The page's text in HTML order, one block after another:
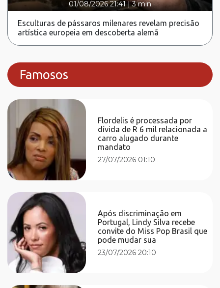
01/08/2026 21:41 |3 min
Esculturas de pássaros milenares revelam precisão
artística europeia em descoberta alemã
Famosos
Flordelis é processada por
dívida de R 6 mil relacionada a
carro alugado durante
mandato
27/07/2026 01:10
Após discriminação em
Portugal, Lindy Silva recebe
convite do Miss Pop Brasil que
pode mudar sua
23/07/2026 20:10